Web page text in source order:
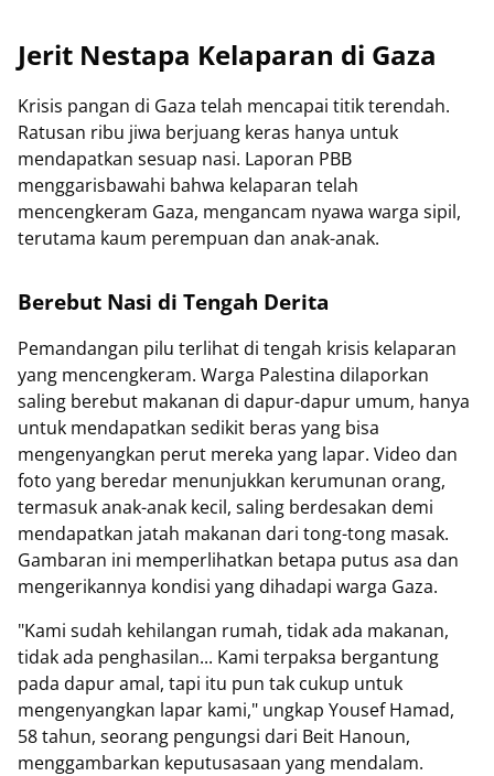
Jerit Nestapa Kelaparan di Gaza
Krisis pangan di Gaza telah mencapai titik terendah.
Ratusan ribu jiwa berjuang keras hanya untuk
mendapatkan sesuap nasi. Laporan PBB
menggarisbawahi bahwa kelaparan telah
mencengkeram Gaza, mengancam nyawa warga sipil,
terutama kaum perempuan dan anak-anak.
Berebut Nasi di Tengah Derita
Pemandangan pilu terlihat di tengah krisis kelaparan
yang mencengkeram. Warga Palestina dilaporkan
saling berebut makanan di dapur-dapur umum, hanya
untuk mendapatkan sedikit beras yang bisa
mengenyangkan perut mereka yang lapar. Video dan
foto yang beredar menunjukkan kerumunan orang,
termasuk anak-anak kecil, saling berdesakan demi
mendapatkan jatah makanan dari tong-tong masak.
Gambaran ini memperlihatkan betapa putus asa dan
mengerikannya kondisi yang dihadapi warga Gaza.
"Kami sudah kehilangan rumah, tidak ada makanan,
tidak ada penghasilan... Kami terpaksa bergantung
pada dapur amal, tapi itu pun tak cukup untuk
mengenyangkan lapar kami," ungkap Yousef Hamad,
58 tahun, seorang pengungsi dari Beit Hanoun,
menggambarkan keputusasaan yang mendalam.